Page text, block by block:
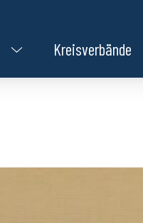
Kreisverbände